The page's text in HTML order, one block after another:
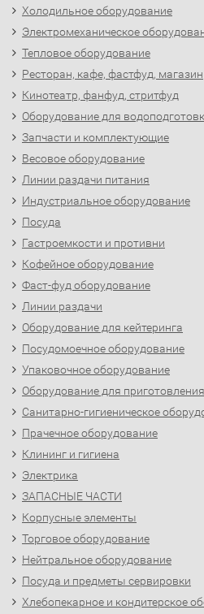
Холодильное оборудование
Электромеханическое
Тепловое оборудование
Ресторан, кафе, фастфуд, магазин
Кинотеатр, фанфуд, стритфуд
Оборудование для
Запчасти и комплектующие
Весовое оборудование
Линии раздачи питания
Индустриальное оборудование
Посуда
Гастроемкости и противни
Кофейное оборудование
Фаст-фуд оборудование
Линии раздачи
Оборудование для кейтеринга
Посудомоечное оборудование
Упаковочное оборудование
Оборудование для
Санитарно-гигиеническое
Прачечное оборудование
Клининг и гигиена
Электрика
ЗАПАСНЫЕ ЧАСТИ
Корпусные элементы
Торговое оборудование
Нейтральное оборудование
Посуда и предметы сервировки
Хлебопекарное и кондитерское